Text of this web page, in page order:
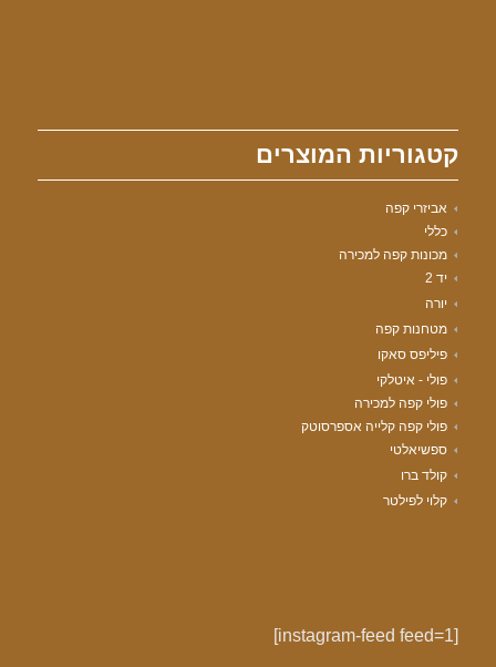
קטגוריות המוצרים
אביזרי קפה
כללי
מכונות קפה למכירה
יד 2
יורה
מטחנות קפה
פיליפס סאקו
פולי - איטלקי
פולי קפה למכירה
פולי קפה קלייה אספרסוטק
ספשיאלטי
קולד ברו
קלוי לפילטר
[instagram-feed feed=1]